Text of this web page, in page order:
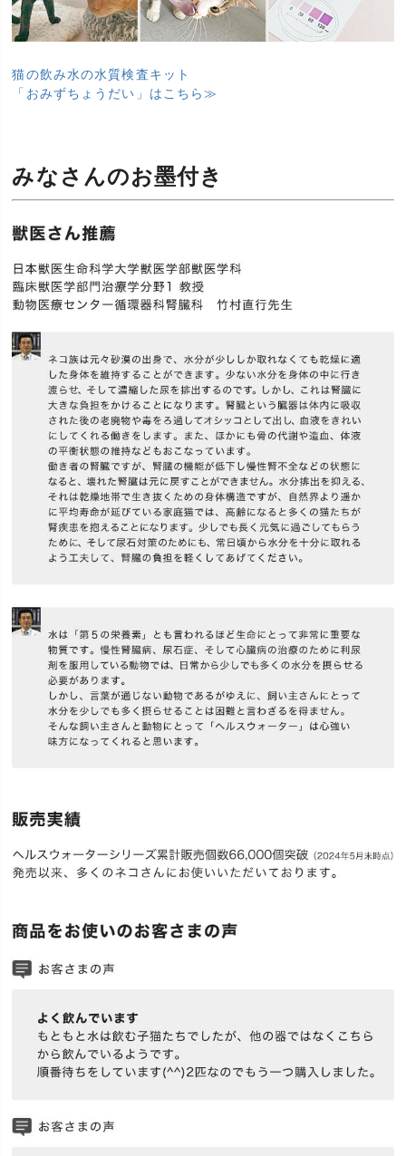
猫の飲み水の水質検査キット
「おみずちょうだい」はこちら≫
みなさんのお墨付き